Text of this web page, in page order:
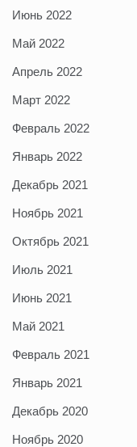
Июнь 2022
Май 2022
Апрель 2022
Март 2022
Февраль 2022
Январь 2022
Декабрь 2021
Ноябрь 2021
Октябрь 2021
Июль 2021
Июнь 2021
Май 2021
Февраль 2021
Январь 2021
Декабрь 2020
Ноябрь 2020